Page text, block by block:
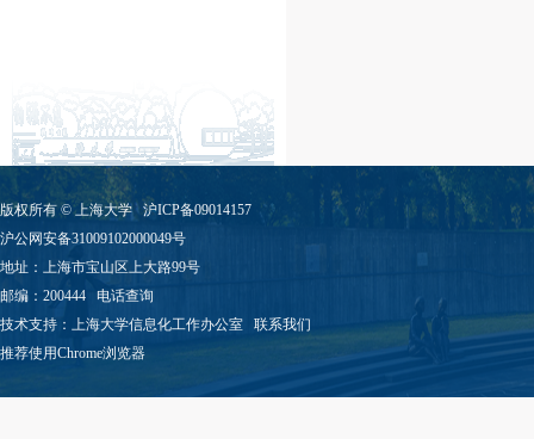
版权所有 ©上海大学
沪ICP备09014157
沪公网安备31009102000049号
地址：上海市宝山区上大路99号
邮编：200444 电话查询
技术支持： 上海大学信息化工作办公室 联系我们
推荐使用Chrome浏览器